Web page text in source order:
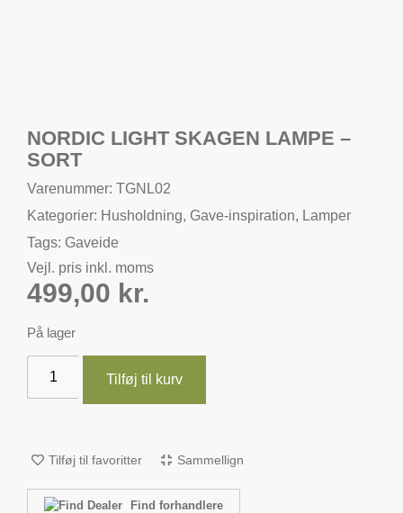
NORDIC LIGHT SKAGEN LAMPE –
SORT
Varenummer: TGNL02
Kategorier: Husholdning, Gave-inspiration, Lamper
Tags: Gaveide
Vejl. pris inkl. moms
499,00 kr.
På lager
Tilføj til kurv
Tilføj til favoritter Sammellign
Find forhandlere